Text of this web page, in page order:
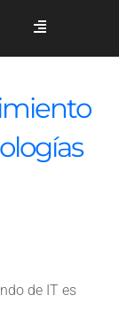
Toggle
Quiénes somos
Blog
de IT es